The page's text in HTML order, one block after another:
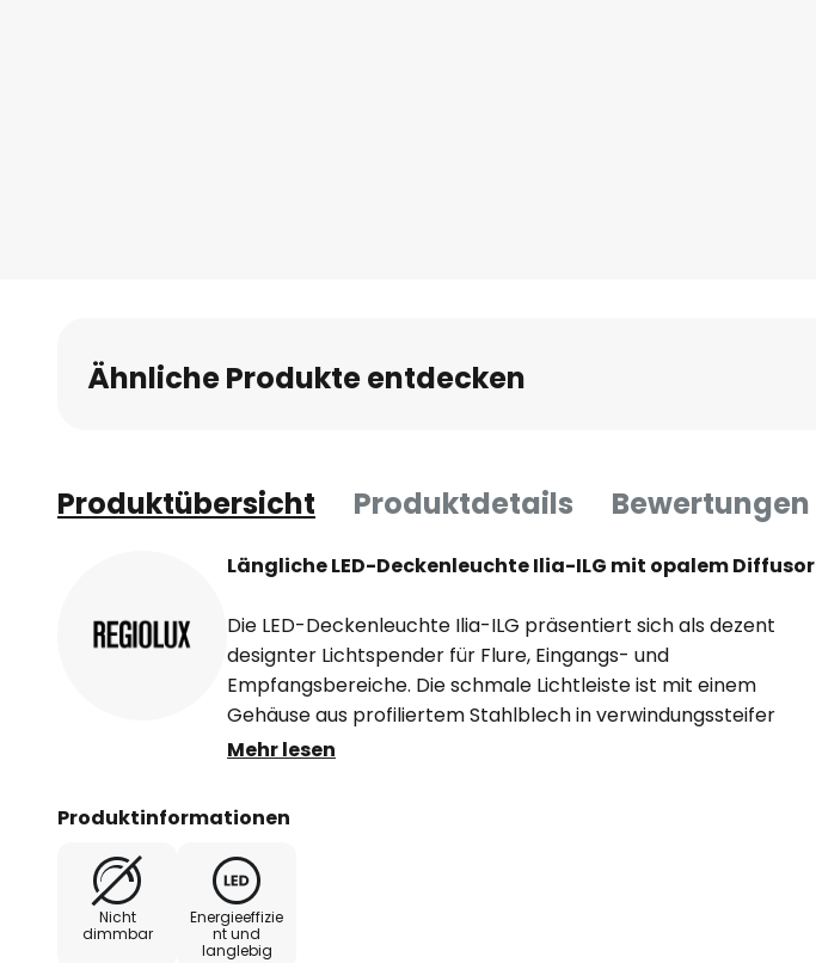
Ähnliche Produkte entdecken
Produktübersicht Produktdetails Bewertungen
Längliche LED-Deckenleuchte Ilia-ILG mit opalem Diffusor
Die LED-Deckenleuchte Ilia-ILG präsentiert sich als dezent
designter Lichtspender für Flure, Eingangs- und
Empfangsbereiche. Die schmale Lichtleiste ist mit einem
Gehäuse aus profiliertem Stahlblech in verwindungssteifer
Verarbeitung bestückt. Das Gehäuse wurde längsseitig tailliert,
Mantelleitung bis 5 x 1,5 mm².
Das Design der Deckenleuchte Ilia wurde im Jahr 2017 mit dem
"German Design Award Special" ausgezeichnet.
Technische Daten
Mehr lesen
Produktinformationen
Nicht
dimmbar
Energieeffizie
nt und
langlebig